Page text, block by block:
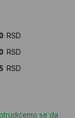
RSD
RSD
RSD
se da